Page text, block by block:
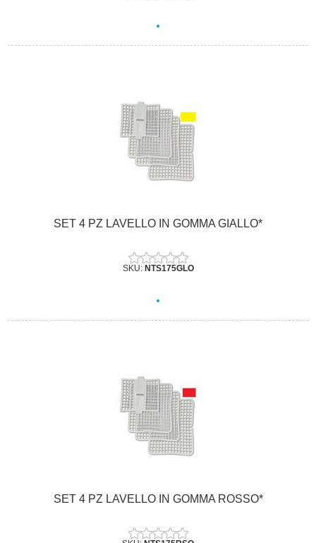
SET 4 PZ LAVELLO IN GOMMA GIALLO*
SKU: NTS175GLO
SET 4 PZ LAVELLO IN GOMMA ROSSO*